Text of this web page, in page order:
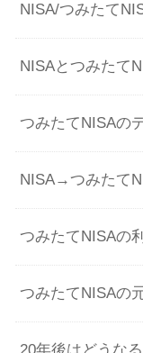
NISA/つみたて
NISAとつみたて
つみたてNISAの
NISA→つみたて
つみたてNISAの
つみたてNISAの